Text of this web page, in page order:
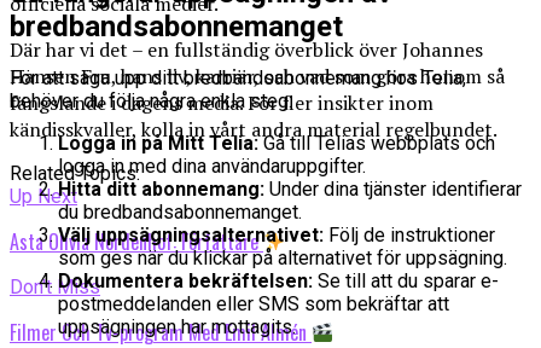
Där har vi det – en fullständig överblick över Johannes
Hansen Fru, hans liv, karriär, och vad som göra honom så
fängslande i dagens media. För fler insikter inom
kändisskvaller, kolla in vårt andra material regelbundet.
Related Topics:
Up Next
Asta Olivia Nordenhof: Författare
Don't Miss
Filmer Och Tv-program Med Emil Almén
bredbandsabonnemanget
För att säga upp ditt bredbandsabonnemang hos Telia,
behöver du följa några enkla steg:
Logga in på Mitt Telia:Gå till Telias webbplats och
logga in med dina användaruppgifter.
Hitta ditt abonnemang: Under dina tjänster identifierar
du bredbandsabonnemanget.
Välj uppsägningsalternativet: Följ de instruktioner
som ges när du klickar på alternativet för uppsägning.
Dokumentera bekräftelsen: Se till att du sparar e-
postmeddelanden eller SMS som bekräftar att
uppsägningen har mottagits.